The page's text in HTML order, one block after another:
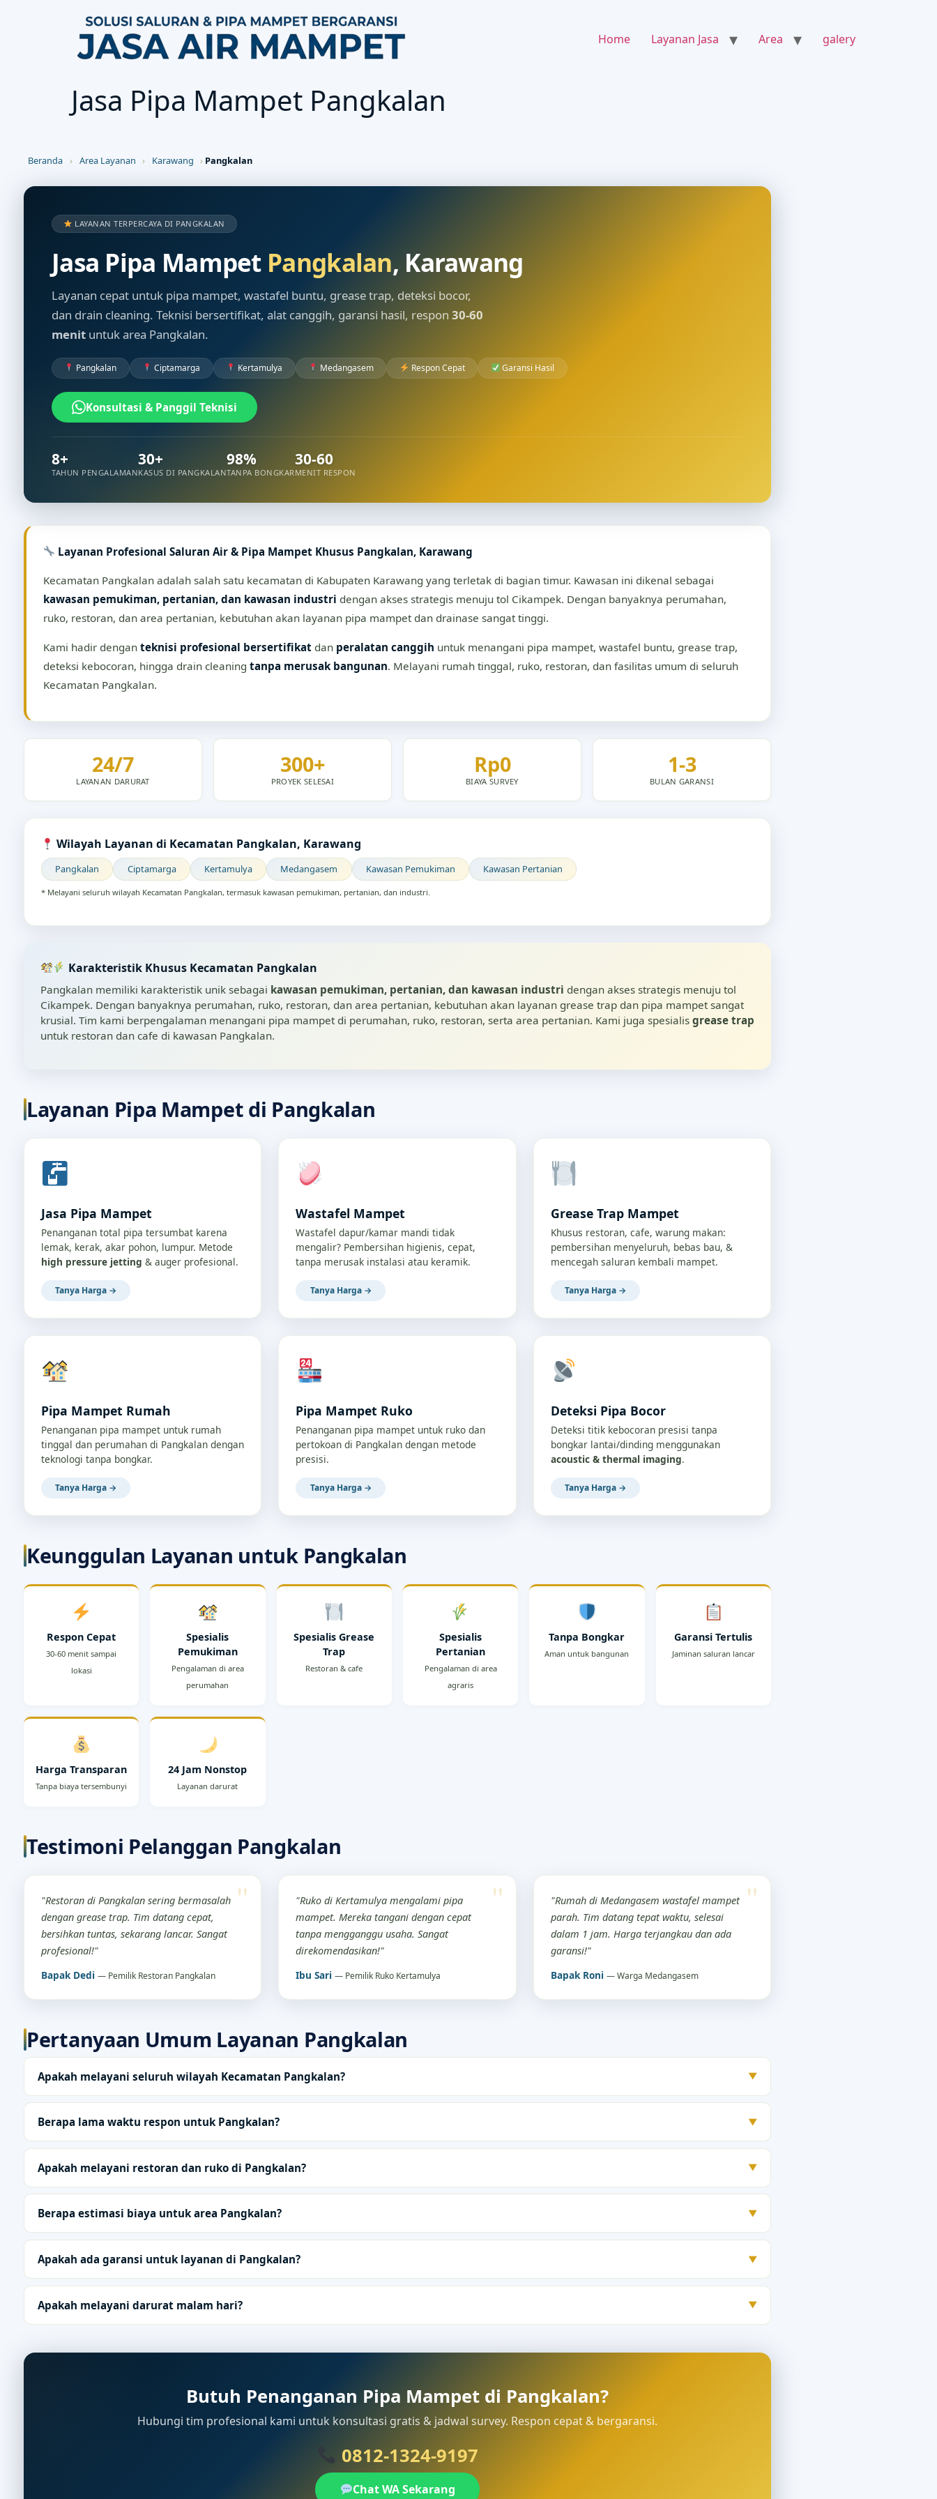
Home Layanan Jasa Area galery
Jasa Pipa Mampet Pangkalan
Beranda › Area Layanan › Karawang › Pangkalan
LAYANAN TERPERCAYA DI PANGKALAN
Jasa Pipa Mampet Pangkalan, Karawang
Layanan cepat untuk pipa mampet, wastafel buntu, grease trap, deteksi bocor,
dan drain cleaning. Teknisi bersertifikat, alat canggih, garansi hasil, respon 30-60
menit untuk area Pangkalan.
Pangkalan Ciptamarga Kertamulya Medangasem Respon Cepat Garansi Hasil
Konsultasi & Panggil Teknisi
8+
TAHUN PENGALAMAN
30+
KASUS DI PANGKALAN
98%
TANPA BONGKAR
30-60
MENIT RESPON
Layanan Profesional Saluran Air & Pipa Mampet Khusus Pangkalan, Karawang
Kecamatan Pangkalan adalah salah satu kecamatan di Kabupaten Karawang yang terletak di bagian timur. Kawasan ini dikenal sebagai
kawasan pemukiman, pertanian, dan kawasan industri dengan akses strategis menuju tol Cikampek. Dengan banyaknya perumahan,
ruko, restoran, dan area pertanian, kebutuhan akan layanan pipa mampet dan drainase sangat tinggi.
Kami hadir dengan teknisi profesional bersertifikat dan peralatan canggih untuk menangani pipa mampet, wastafel buntu, grease trap,
deteksi kebocoran, hingga drain cleaning tanpa merusak bangunan. Melayani rumah tinggal, ruko, restoran, dan fasilitas umum di seluruh
Kecamatan Pangkalan.
24/7
LAYANAN DARURAT
300+
PROYEK SELESAI
Rp0
BIAYA SURVEY
1-3
BULAN GARANSI
Wilayah Layanan di Kecamatan Pangkalan, Karawang
Pangkalan Ciptamarga Kertamulya Medangasem Kawasan Pemukiman Kawasan Pertanian
* Melayani seluruh wilayah Kecamatan Pangkalan, termasuk kawasan pemukiman, pertanian, dan industri.
Karakteristik Khusus Kecamatan Pangkalan
Pangkalan memiliki karakteristik unik sebagai kawasan pemukiman, pertanian, dan kawasan industri dengan akses strategis menuju tol
Cikampek. Dengan banyaknya perumahan, ruko, restoran, dan area pertanian, kebutuhan akan layanan grease trap dan pipa mampet sangat
krusial. Tim kami berpengalaman menangani pipa mampet di perumahan, ruko, restoran, serta area pertanian. Kami juga spesialis grease trap
untuk restoran dan cafe di kawasan Pangkalan.
Layanan Pipa Mampet di Pangkalan
Jasa Pipa Mampet
Penanganan total pipa tersumbat karena
lemak, kerak, akar pohon, lumpur. Metode
high pressure jetting & auger profesional.
Tanya Harga →
Wastafel Mampet
Wastafel dapur/kamar mandi tidak
mengalir? Pembersihan higienis, cepat,
tanpa merusak instalasi atau keramik.
Tanya Harga →
Grease Trap Mampet
Khusus restoran, cafe, warung makan:
pembersihan menyeluruh, bebas bau, &
mencegah saluran kembali mampet.
Tanya Harga →
Pipa Mampet Rumah
Penanganan pipa mampet untuk rumah
tinggal dan perumahan di Pangkalan dengan
teknologi tanpa bongkar.
Tanya Harga →
Pipa Mampet Ruko
Penanganan pipa mampet untuk ruko dan
pertokoan di Pangkalan dengan metode
presisi.
Tanya Harga →
Deteksi Pipa Bocor
Deteksi titik kebocoran presisi tanpa
bongkar lantai/dinding menggunakan
acoustic & thermal imaging.
Tanya Harga →
Keunggulan Layanan untuk Pangkalan
Respon Cepat
30-60 menit sampai
lokasi
Spesialis
Pemukiman
Pengalaman di area
perumahan
Spesialis Grease
Trap
Restoran & cafe
Spesialis
Pertanian
Pengalaman di area
agraris
Tanpa Bongkar
Aman untuk bangunan
Garansi Tertulis
Jaminan saluran lancar
Harga Transparan
Tanpa biaya tersembunyi
24 Jam Nonstop
Layanan darurat
Testimoni Pelanggan Pangkalan
"Restoran di Pangkalan sering bermasalah
dengan grease trap. Tim datang cepat,
bersihkan tuntas, sekarang lancar. Sangat
profesional!"
Bapak Dedi — Pemilik Restoran Pangkalan
"Ruko di Kertamulya mengalami pipa
mampet. Mereka tangani dengan cepat
tanpa mengganggu usaha. Sangat
direkomendasikan!"
Ibu Sari— Pemilik Ruko Kertamulya
"Rumah di Medangasem wastafel mampet
parah. Tim datang tepat waktu, selesai
dalam 1 jam. Harga terjangkau dan ada
garansi!"
Bapak Roni — Warga Medangasem
Pertanyaan Umum Layanan Pangkalan
Apakah melayani seluruh wilayah Kecamatan Pangkalan? ▼
Berapa lama waktu respon untuk Pangkalan? ▼
Apakah melayani restoran dan ruko di Pangkalan? ▼
Berapa estimasi biaya untuk area Pangkalan? ▼
Apakah ada garansi untuk layanan di Pangkalan? ▼
Apakah melayani darurat malam hari? ▼
Butuh Penanganan Pipa Mampet di Pangkalan?
Hubungi tim profesional kami untuk konsultasi gratis & jadwal survey. Respon cepat & bergaransi.
0812-1324-9197
Chat WA Sekarang